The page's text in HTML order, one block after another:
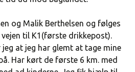
og Malik Berthelsen og følges
til K1(første drikkepost).
at jeg har glemt at tage mine
Har kørt de første 6 km. med